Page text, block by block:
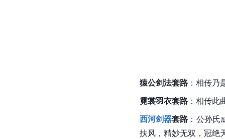
猿公剑法套路 ：相传乃
霓裳羽衣套路 ：相传此
西河剑器套路 ：公孙
扶风，精妙无双，冠绝